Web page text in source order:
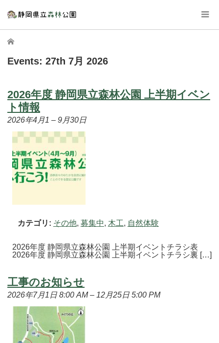
ホーム
Events: 27th 7月 2026
2026年度 静岡県立森林公園 上半期イベン
ト情報
2026年4月1 – 9月30日
カテゴリ: その他, 募集中, 木工, 自然体験
2026年度 静岡県立森林公園 上半期イベントチラシ表
2026年度 静岡県立森林公園 上半期イベントチラシ裏 […]
工事のお知らせ
2026年7月1日 8:00 AM– 12月25日 5:00 PM